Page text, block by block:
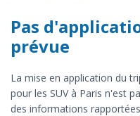
Pas
prévue
La mise en application du
pour les SUV à Paris n'est
des informations